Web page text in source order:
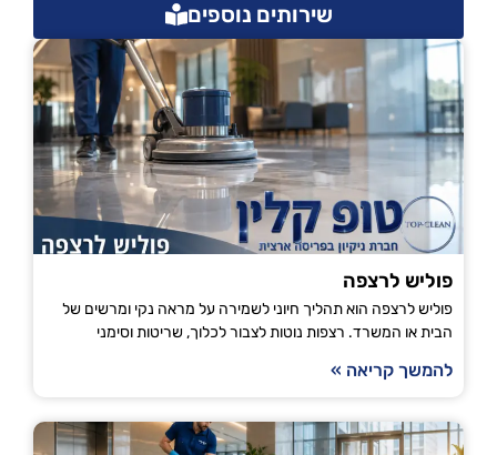
שירותים נוספים
פוליש לרצפה
פוליש לרצפה הוא תהליך חיוני לשמירה על מראה נקי ומרשים של
הבית או המשרד. רצפות נוטות לצבור לכלוך, שריטות וסימני
להמשך קריאה »